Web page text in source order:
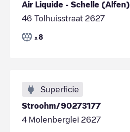
Air Liquide - Schelle (Alfen)
46 Tolhuisstraat 2627
x 8
Superficie
Stroohm/90273177
4 Molenberglei 2627